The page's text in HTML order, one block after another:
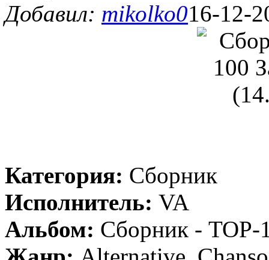
Добавил: mikolko016-12-
Категория: Сборник
Исполнитель: VA
Альбом: Сборник - TOP-